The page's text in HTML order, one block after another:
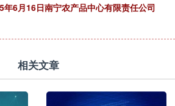
年6月16日南宁农产品中心有限责任公司
相关文章